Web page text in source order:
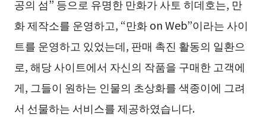
공의 섬” 등으로 유명한 만화가 사토 히데호는, 만
화 제작소를 운영하고, “만화 on Web”이라는 사이
트를 운영하고 있었는데, 판매 촉진 활동의 일환으
로, 해당 사이트에서 자신의 작품을 구매한 고객에
게, 그들이 원하는 인물의 초상화를 색종이에 그려
서 선물하는 서비스를 제공하였습니다.